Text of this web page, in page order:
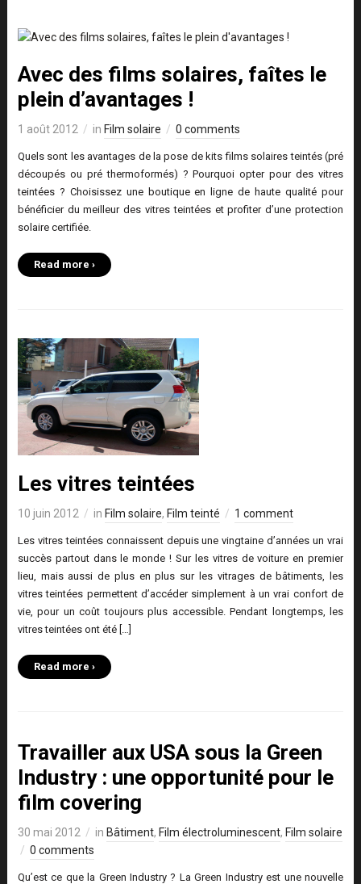
Avec des films solaires, faîtes le
plein d’avantages !
1 août 2012 in Film solaire 0 comments
Quels sont les avantages de la pose de kits films solaires teintés (pré
découpés ou pré thermoformés) ? Pourquoi opter pour des vitres
teintées ? Choisissez une boutique en ligne de haute qualité pour
bénéficier du meilleur des vitres teintées et profiter d’une protection
solaire certifiée.
Read more ›
Les vitres teintées
10 juin 2012 in Film solaire, Film teinté 1 comment
Les vitres teintées connaissent depuis une vingtaine d’années un vrai
succès partout dans le monde ! Sur les vitres de voiture en premier
lieu, mais aussi de plus en plus sur les vitrages de bâtiments, les
vitres teintées permettent d’accéder simplement à un vrai confort de
vie, pour un coût toujours plus accessible. Pendant longtemps, les
vitres teintées ont été […]
Read more ›
Travailler aux USA sous la Green
Industry : une opportunité pour le
film covering
30 mai 2012 in Bâtiment, Film électroluminescent, Film solaire
0 comments
Qu’est ce que la Green Industry ? La Green Industry est une nouvelle